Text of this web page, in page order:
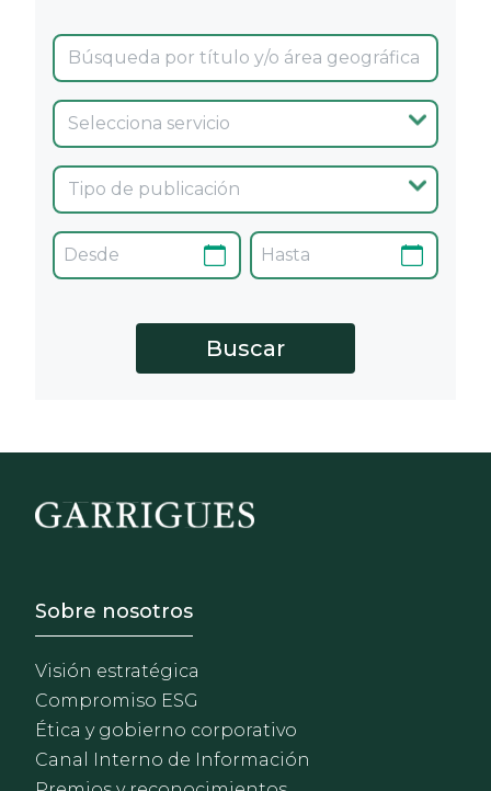
Footer - Sobre Nosotros
Sobre nosotros
Visión estratégica
Compromiso ESG
Ética y gobierno corporativo
Canal Interno de Información